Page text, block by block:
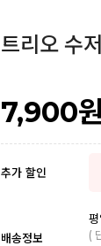
트리오 수
7,900원
추가 할인
배송정보
(